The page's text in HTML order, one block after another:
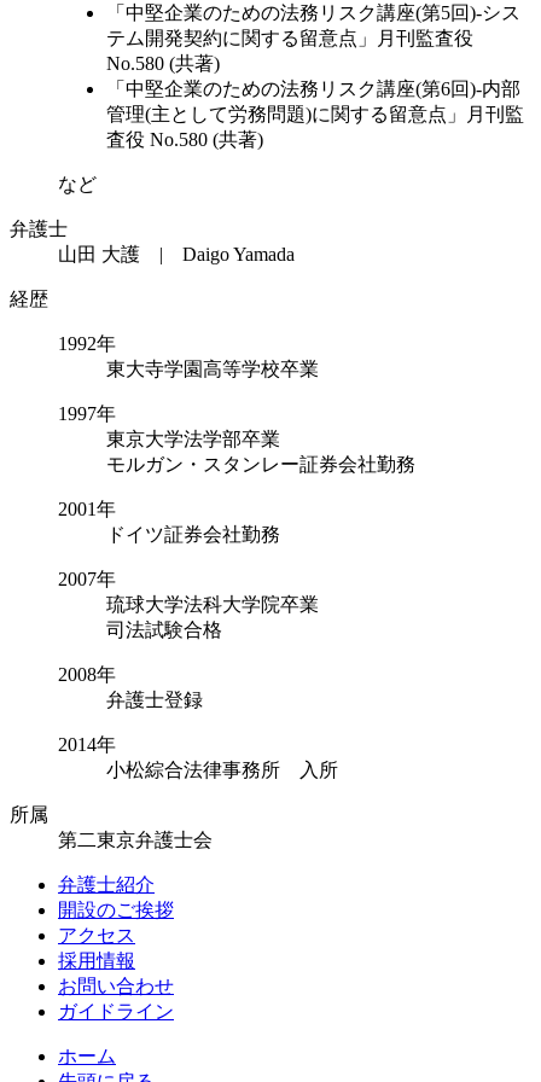
「中堅企業のための法務リスク講座(第5回)-シス
テム開発契約に関する留意点」月刊監査役
No.580 (共著)
「中堅企業のための法務リスク講座(第6回)-内部
管理(主として労務問題)に関する留意点」月刊監
査役 No.580 (共著)
など
弁護士
山田 大護 | Daigo Yamada
経歴
1992年
東大寺学園高等学校卒業
1997年
東京大学法学部卒業
モルガン・スタンレー証券会社勤務
2001年
ドイツ証券会社勤務
2007年
琉球大学法科大学院卒業
司法試験合格
2008年
弁護士登録
2014年
小松綜合法律事務所 入所
所属
第二東京弁護士会
弁護士紹介
開設のご挨拶
アクセス
採用情報
お問い合わせ
ガイドライン
ホーム